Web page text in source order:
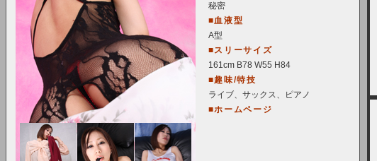
秘密
■血液型
A型
■スリーサイズ
161cm B78 W55 H84
■趣味/特技
ライブ、サックス、ピアノ
■ホームページ